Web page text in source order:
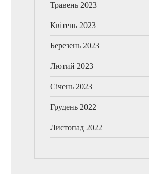
Травень 2023
Квітень 2023
Березень 2023
Лютий 2023
Січень 2023
Грудень 2022
Листопад 2022